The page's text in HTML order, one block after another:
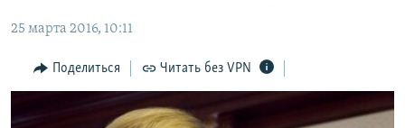
главной
навигации
Вернутся
11 ЛЕТ ОККУПАЦИИ КРЫМА. 11 ИСТОРИЙ СОПРОТИВЛЕНИЯ
ЕЩЕ
ИНТЕРАКТИВ
ИНФОГРАФИКА
РАДІО СВОБОДА
КАК ОБОЙТИ БЛОКИРОВКУ
25 марта 2016, 10:11
Поделиться Читать без VPN